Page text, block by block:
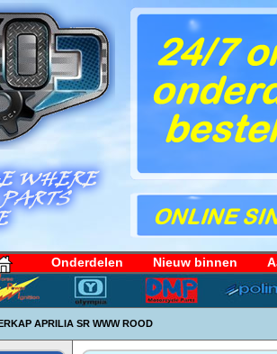
Onderdelen Nieuw binnen
APRILIA SR WWW ROOD